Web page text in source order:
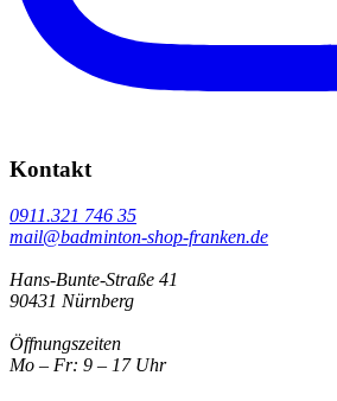
Kontakt
0911.321 746 35
mail@badminton-shop-franken.de
Hans-Bunte-Straße 41
90431 Nürnberg
Öffnungszeiten
Mo – Fr: 9 – 17 Uhr